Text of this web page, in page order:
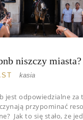
niszczy miasta?
kasia
jest odpowiedzialne za
przypominać
Jak to się stało, że